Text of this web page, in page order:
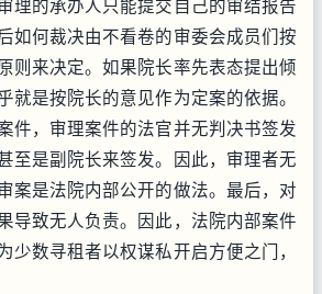
理的承办人只能提交自己的审结报告
如何裁决由不看卷的审委会成员们按
则来决定。如果院长率先表态提出倾
就是按院长的意见作为定案的依据。
件，审理案件的法官并无判决书签发
至是副院长来签发。因此，审理者无
案是法院内部公开的做法。最后，对
导致无人负责。因此，法院内部案件
少数寻租者以权谋私开启方便之门，